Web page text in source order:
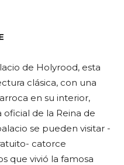
de Holyrood, esta
clásica, con una
en su interior,
de la Reina de
se pueden visitar -
catorce
que vivió la famosa